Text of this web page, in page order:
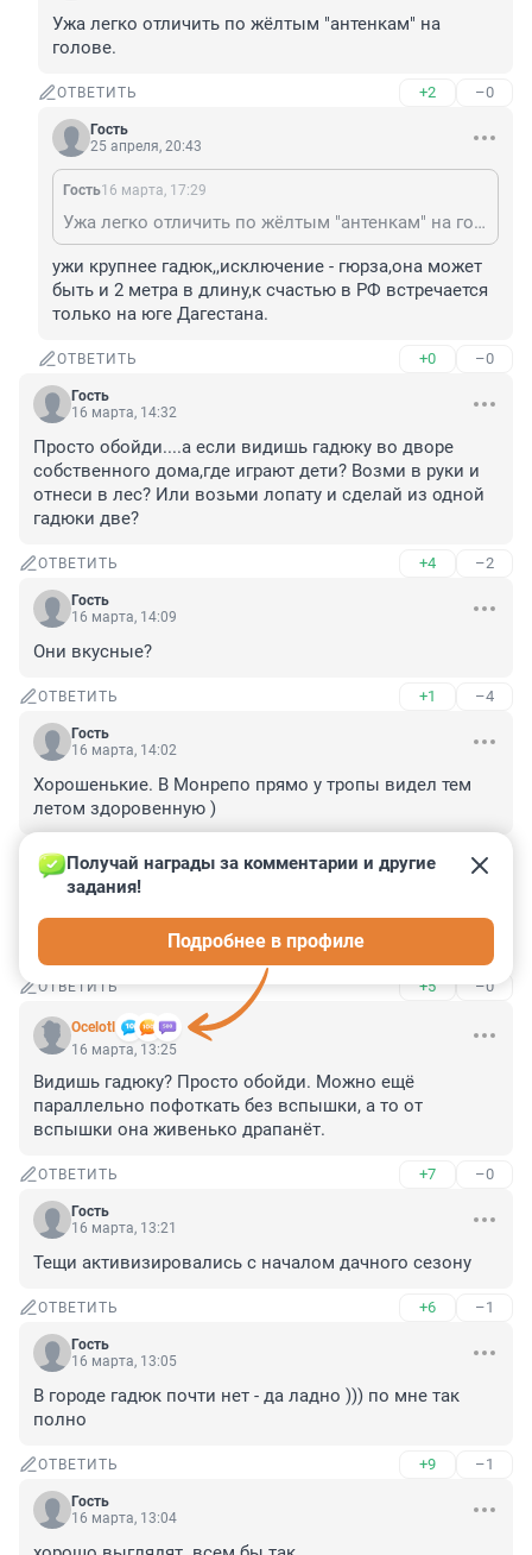
Ужа легко отличить по жёлтым "антенкам" на
голове.
ОТВЕТИТЬ +2 –0
Гость
25 апреля, 20:43
Гость16 марта, 17:29
Ужа легко отличить по жёлтым "антенкам" на голове.
ужи крупнее гадюк,,исключение - гюрза,она может
быть и 2 метра в длину,к счастью в РФ встречается
только на юге Дагестана.
ОТВЕТИТЬ +0 –0
Гость
16 марта, 14:32
Просто обойди....а если видишь гадюку во дворе
собственного дома,где играют дети? Возми в руки и
отнеси в лес? Или возьми лопату и сделай из одной
гадюки две?
ОТВЕТИТЬ +4 –2
Гость
16 марта, 14:09
Они вкусные?
ОТВЕТИТЬ +1 –4
Гость
16 марта, 14:02
Хорошенькие. В Монрепо прямо у тропы видел тем
летом здоровенную )
ОТВЕТИТЬ –1
Гость
Ну, я, когда проснусь, не лучше выгляжу...
ОТВЕТИТЬ +5 –0
Ocelotl
Получай награды за комментарии и другие
задания!
Подробнее в профиле
16 марта, 13:25
Видишь гадюку? Просто обойди. Можно ещё
параллельно пофоткать без вспышки, а то от
вспышки она живенько драпанёт.
ОТВЕТИТЬ +7 –0
Гость
16 марта, 13:21
Тещи активизировались с началом дачного сезону
ОТВЕТИТЬ +6 –1
Гость
16 марта, 13:05
В городе гадюк почти нет - да ладно ))) по мне так
полно
ОТВЕТИТЬ +9 –1
Гость
16 марта, 13:04